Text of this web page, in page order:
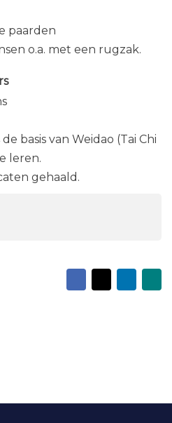
paarden
o.a. met een rugzak.
basis van Weidao (Tai Chi
leren.
gehaald.
Facebook
X
to